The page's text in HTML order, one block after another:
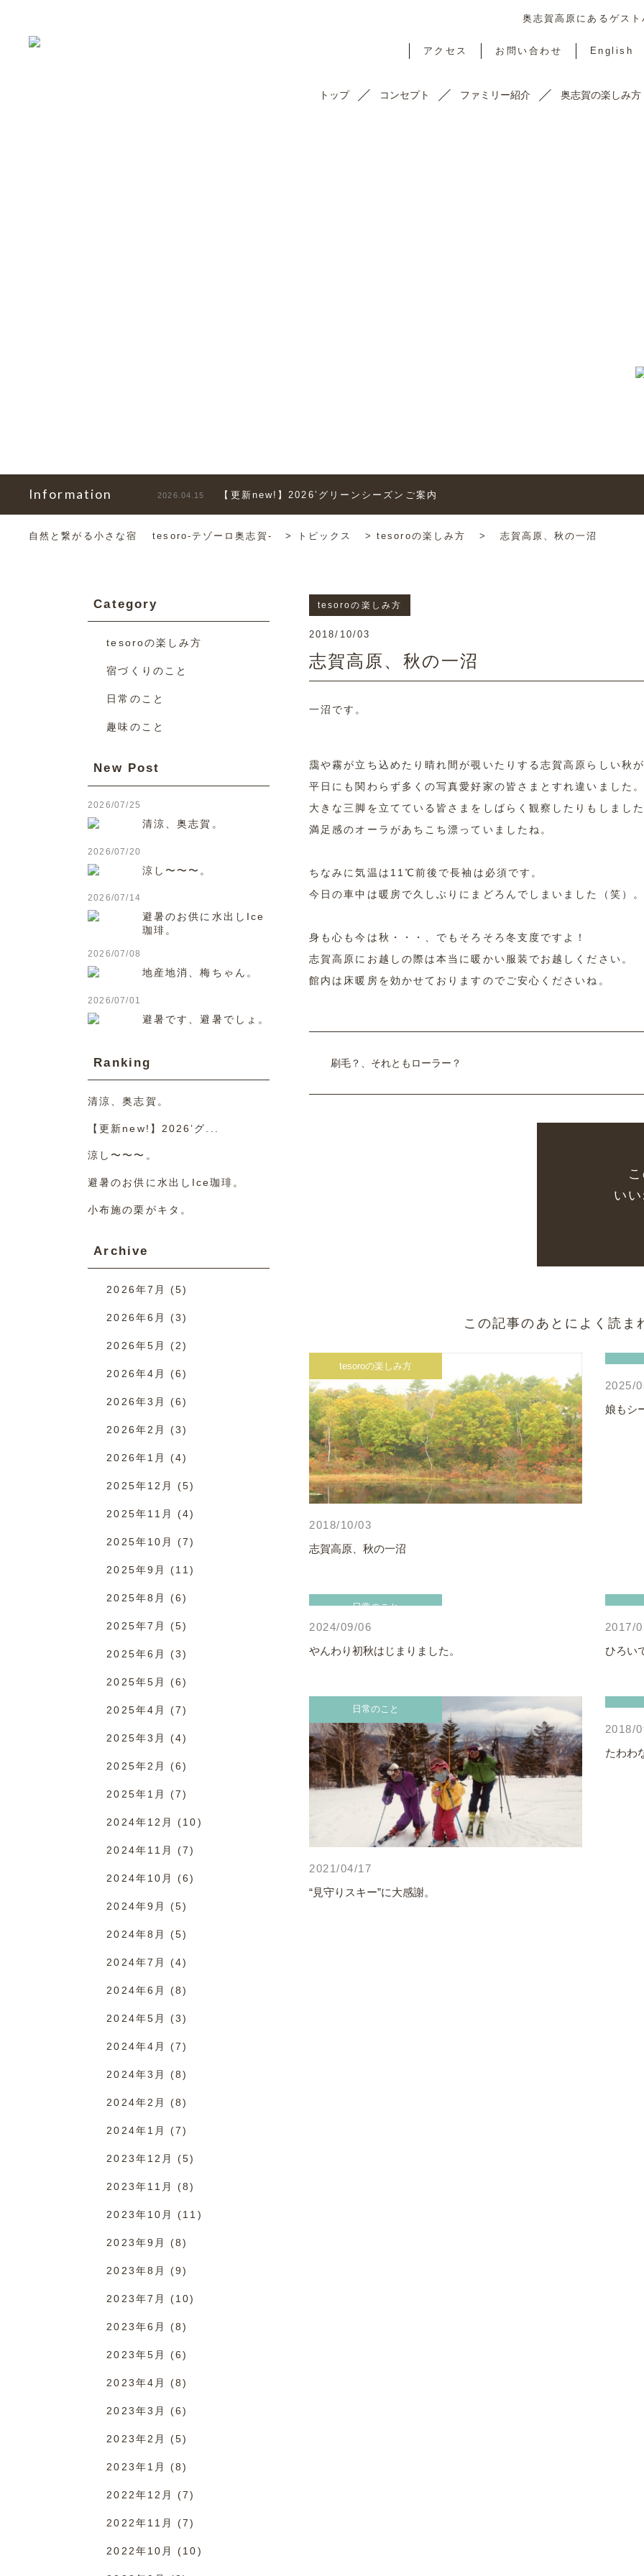
奥志賀高原にあるゲス
アクセス お問い合わせ English
トップ コンセプト ファミリー紹介 奥志賀の楽しみ方
Information 2026.04.15 【更新new!】2026’グリーンシーズンご案内
自然と繋がる小さな宿 tesoro-テゾーロ奥志賀- > トピックス >tesoroの楽しみ方 > 志賀高原、秋の一沼
tesoroの楽しみ方
2018/10/03
志賀高原、秋の一沼
一沼です。
靄や霧が立ち込めたり晴れ間が覗いたりする志賀高原らしい秋
平日にも関わらず多くの写真愛好家の皆さまとすれ違いました。
大きな三脚を立てている皆さまをしばらく観察したりもしました
満足感のオーラがあちこち漂っていましたね。
ちなみに気温は11℃前後で長袖は必須です。
今日の車中は暖房で久しぶりにまどろんでしまいました（笑）。
身も心も今は秋・・・、でもそろそろ冬支度ですよ！
志賀高原にお越しの際は本当に暖かい服装でお越しください。
館内は床暖房を効かせておりますのでご安心くださいね。
刷毛？、それともローラー？
い
この記事のあとによく読ま
tesoroの楽しみ方
2018/10/03
志賀高原、秋の一沼
2025/
娘もシ
日常のこと
2024/09/06
やんわり初秋はじまりました。
2017/
ひろい
日常のこと
2021/04/17
“見守りスキー”に大感謝。
2018/
たわわ
Category
tesoroの楽しみ方
宿づくりのこと
日常のこと
趣味のこと
New Post
2026/07/25
清涼、奥志賀。
2026/07/20
涼し〜〜〜。
2026/07/14
避暑のお供に水出しIce
珈琲。
2026/07/08
地産地消、梅ちゃん。
2026/07/01
避暑です、避暑でしょ。
Ranking
清涼、奥志賀。
【更新new!】2026’グ...
涼し〜〜〜。
避暑のお供に水出しIce珈琲。
小布施の栗がキタ。
Archive
2026年7月 (5)
2026年6月 (3)
2026年5月 (2)
2026年4月 (6)
2026年3月 (6)
2026年2月 (3)
2026年1月 (4)
2025年12月 (5)
2025年11月 (4)
2025年10月 (7)
2025年9月 (11)
2025年8月 (6)
2025年7月 (5)
2025年6月 (3)
2025年5月 (6)
2025年4月 (7)
2025年3月 (4)
2025年2月 (6)
2025年1月 (7)
2024年12月 (10)
2024年11月 (7)
2024年10月 (6)
2024年9月 (5)
2024年8月 (5)
2024年7月 (4)
2024年6月 (8)
2024年5月 (3)
2024年4月 (7)
2024年3月 (8)
2024年2月 (8)
2024年1月 (7)
2023年12月 (5)
2023年11月 (8)
2023年10月 (11)
2023年9月 (8)
2023年8月 (9)
2023年7月 (10)
2023年6月 (8)
2023年5月 (6)
2023年4月 (8)
2023年3月 (6)
2023年2月 (5)
2023年1月 (8)
2022年12月 (7)
2022年11月 (7)
2022年10月 (10)